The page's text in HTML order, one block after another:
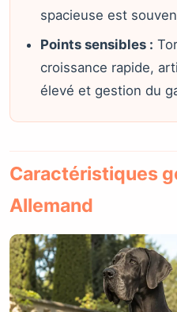
spacieuse est
Points sensibles :
croissance rapide,
élevé et gestion du
Caractéristiques
Allemand